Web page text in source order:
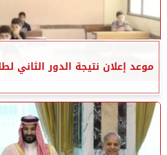
موعد إعلان نتيجة الدور الثاني